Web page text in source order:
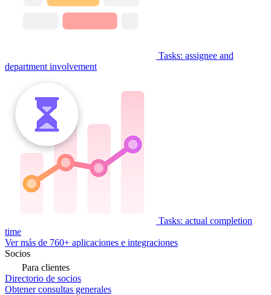
Tasks: assignee and
department involvement
Tasks: actual completion
time
Ver más de 760+ aplicaciones e integraciones
Socios
Para clientes
Directorio de socios
Obtener consultas generales